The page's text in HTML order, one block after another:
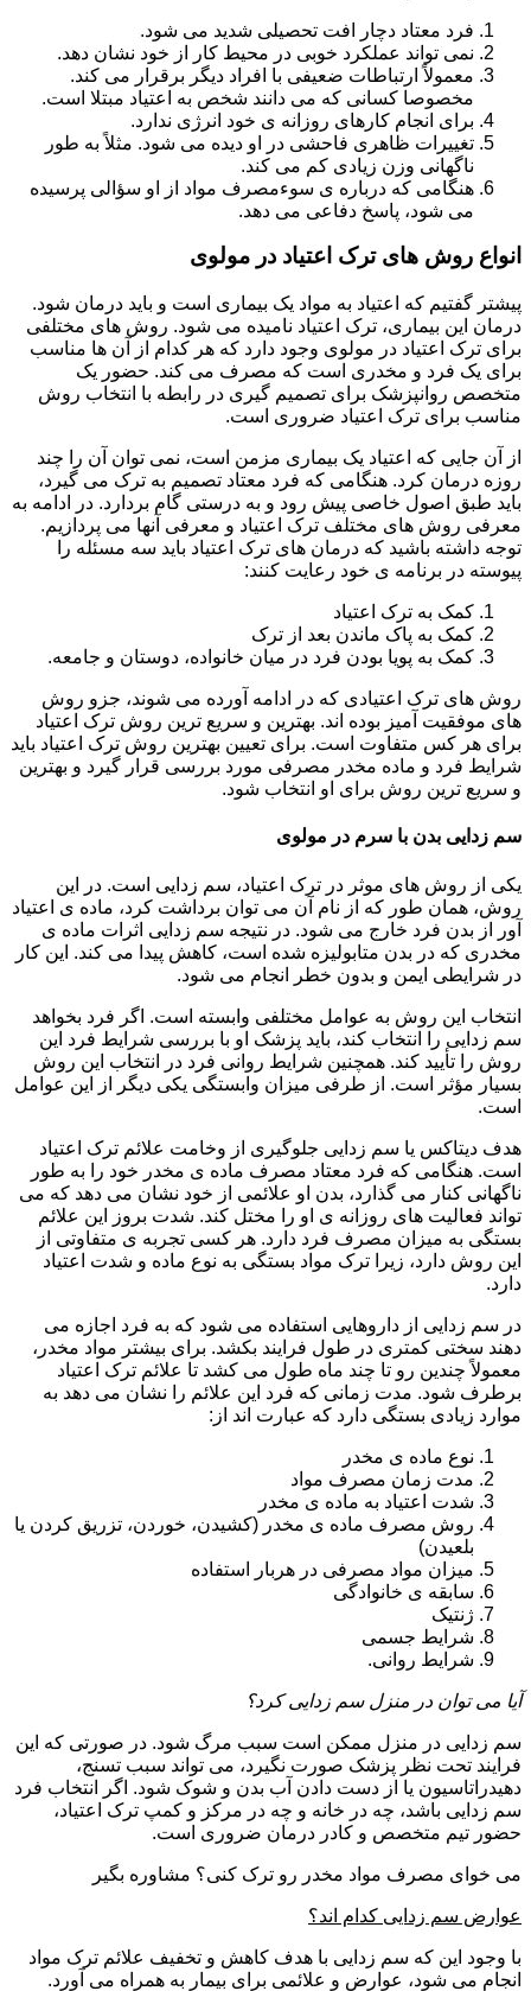
فرد معتاد دچار افت تحصیلی شدید می شود.
نمی تواند عملکرد خوبی در محیط کار از خود نشان دهد.
معمولاً ارتباطات ضعیفی با افراد دیگر برقرار می کند.
مخصوصا کسانی که می دانند شخص به اعتیاد مبتلا است.
برای انجام کارهای روزانه ی خود انرژی ندارد.
تغییرات ظاهری فاحشی در او دیده می شود. مثلاً به طور
ناگهانی وزن زیادی کم می کند.
هنگامی که درباره ی سوءمصرف مواد از او سؤالی پرسیده
می شود، پاسخ دفاعی می دهد.
انواع روش های ترک اعتیاد در مولوی
پیشتر گفتیم که اعتیاد به مواد یک بیماری است و باید درمان شود.
درمان این بیماری، ترک اعتیاد نامیده می شود. روش های مختلفی
برای ترک اعتیاد در مولوی وجود دارد که هر کدام از آن ها مناسب
برای یک فرد و مخدری است که مصرف می کند. حضور یک
متخصص روانپزشک برای تصمیم گیری در رابطه با انتخاب روش
مناسب برای ترک اعتیاد ضروری است.
از آن جایی که اعتیاد یک بیماری مزمن است، نمی توان آن را چند
روزه درمان کرد. هنگامی که فرد معتاد تصمیم به ترک می گیرد،
باید طبق اصول خاصی پیش رود و به درستی گام بردارد. در ادامه به
معرفی روش های مختلف ترک اعتیاد و معرفی آنها می پردازیم.
توجه داشته باشید که درمان های ترک اعتیاد باید سه مسئله را
پیوسته در برنامه ی خود رعایت کنند:
کمک به ترک اعتیاد
کمک به پاک ماندن بعد از ترک
کمک به پویا بودن فرد در میان خانواده، دوستان و جامعه.
روش های ترک اعتیادی که در ادامه آورده می شوند، جزو روش
های موفقیت آمیز بوده اند. بهترین و سریع ترین روش ترک اعتیاد
برای هر کس متفاوت است. برای تعیین بهترین روش ترک اعتیاد باید
شرایط فرد و ماده مخدر مصرفی مورد بررسی قرار گیرد و بهترین
و سریع ترین روش برای او انتخاب شود.
سم زدایی بدن با سرم در مولوی
یکی از روش های موثر در ترک اعتیاد، سم زدایی است. در این
روش، همان طور که از نام آن می توان برداشت کرد، ماده ی اعتیاد
آور از بدن فرد خارج می شود. در نتیجه سم زدایی اثرات ماده ی
مخدری که در بدن متابولیزه شده است، کاهش پیدا می کند. این کار
در شرایطی ایمن و بدون خطر انجام می شود.
انتخاب این روش به عوامل مختلفی وابسته است. اگر فرد بخواهد
سم زدایی را انتخاب کند، باید پزشک او با بررسی شرایط فرد این
روش را تأیید کند. همچنین شرایط روانی فرد در انتخاب این روش
بسیار مؤثر است. از طرفی میزان وابستگی یکی دیگر از این عوامل
است.
هدف دیتاکس یا سم زدایی جلوگیری از وخامت علائم ترک اعتیاد
است. هنگامی که فرد معتاد مصرف ماده ی مخدر خود را به طور
ناگهانی کنار می گذارد، بدن او علائمی از خود نشان می دهد که می
تواند فعالیت های روزانه ی او را مختل کند. شدت بروز این علائم
بستگی به میزان مصرف فرد دارد. هر کسی تجربه ی متفاوتی از
این روش دارد، زیرا ترک مواد بستگی به نوع ماده و شدت اعتیاد
دارد.
در سم زدایی از داروهایی استفاده می شود که به فرد اجازه می
دهند سختی کمتری در طول فرایند بکشد. برای بیشتر مواد مخدر،
معمولاً چندین رو تا چند ماه طول می کشد تا علائم ترک اعتیاد
برطرف شود. مدت زمانی که فرد این علائم را نشان می دهد به
موارد زیادی بستگی دارد که عبارت اند از:
نوع ماده ی مخدر
مدت زمان مصرف مواد
شدت اعتیاد به ماده ی مخدر
روش مصرف ماده ی مخدر (کشیدن، خوردن، تزریق کردن یا
بلعیدن)
میزان مواد مصرفی در هربار استفاده
سابقه ی خانوادگی
ژنتیک
شرایط جسمی
شرایط روانی.
آیا می توان در منزل سم زدایی کرد؟
سم زدایی در منزل ممکن است سبب مرگ شود. در صورتی که این
فرایند تحت نظر پزشک صورت نگیرد، می تواند سبب تسنج،
دهیدراتاسیون یا از دست دادن آب بدن و شوک شود. اگر انتخاب فرد
سم زدایی باشد، چه در خانه و چه در مرکز و کمپ ترک اعتیاد،
حضور تیم متخصص و کادر درمان ضروری است.
می خوای مصرف مواد مخدر رو ترک کنی؟ مشاوره بگیر
عوارض سم زدایی کدام اند؟
با وجود این که سم زدایی با هدف کاهش و تخفیف علائم ترک مواد
انجام می شود، عوارض و علائمی برای بیمار به همراه می آورد.